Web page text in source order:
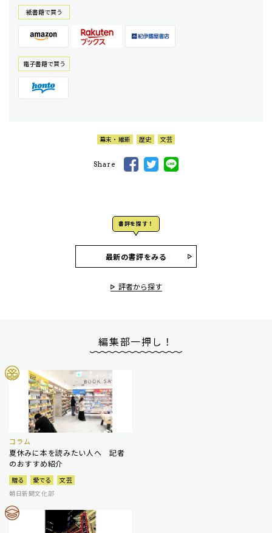
紙書籍で買う
電⼦書籍で買う
幕末・維新 歴史 文芸
Share
書評を探す！
最新の書評をみる
評者から探す
編集部一押し！
コラム
夏休みに本を読みたい人へ 記者
のおすすめ紹介
贈る 愛でる
文芸
朝日新聞文化部